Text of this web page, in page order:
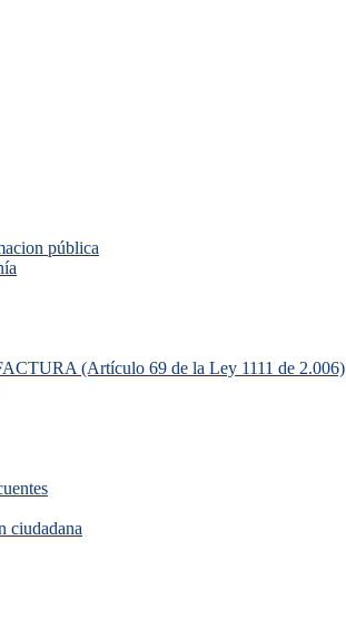
pública
(Artículo 69 de la Ley 1111 de 2.006)
ciudadana